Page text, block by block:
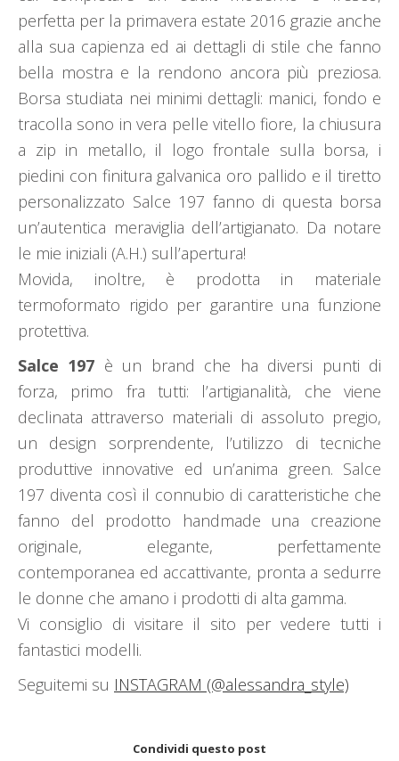
perfetta per la primavera estate 2016 grazie anche
alla sua capienza ed ai dettagli di stile che fanno
bella mostra e la rendono ancora più preziosa.
Borsa studiata nei minimi dettagli: manici, fondo e
tracolla sono in vera pelle vitello fiore, la chiusura
a zip in metallo, il logo frontale sulla borsa, i
piedini con finitura galvanica oro pallido e il tiretto
personalizzato Salce 197 fanno di questa borsa
un’autentica meraviglia dell’artigianato. Da notare
le mie iniziali (A.H.) sull’apertura!
Movida, inoltre, è prodotta in materiale
termoformato rigido per garantire una funzione
protettiva.
Salce 197 è un brand che ha diversi punti di
forza, primo fra tutti: l’artigianalità, che viene
declinata attraverso materiali di assoluto pregio,
un design sorprendente, l’utilizzo di tecniche
produttive innovative ed un’anima green. Salce
197 diventa così il connubio di caratteristiche che
fanno del prodotto handmade una creazione
originale, elegante, perfettamente
contemporanea ed accattivante, pronta a sedurre
le donne che amano i prodotti di alta gamma.
Vi consiglio di visitare il sito per vedere tutti i
fantastici modelli.
Seguitemi su INSTAGRAM (@alessandra_style)
Condividi questo post